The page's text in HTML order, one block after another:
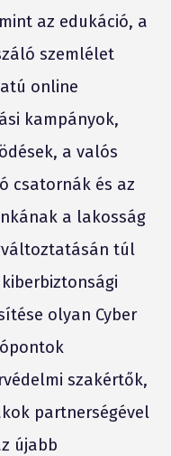
az edukáció, a
szemlélet
online
kampányok,
a valós
csatornák és az
a lakosság
túl
olyan Cyber
szakértők,
partnerségével
újabb